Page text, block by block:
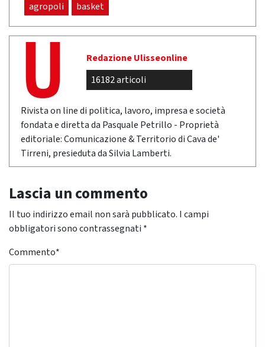
agropoli basket
Redazione Ulisseonline
16182 articoli
Rivista on line di politica, lavoro, impresa e società
fondata e diretta da Pasquale Petrillo - Proprietà
editoriale: Comunicazione & Territorio di Cava de'
Tirreni, presieduta da Silvia Lamberti.
Lascia un commento
Il tuo indirizzo email non sarà pubblicato. I campi
obbligatori sono contrassegnati *
Commento*